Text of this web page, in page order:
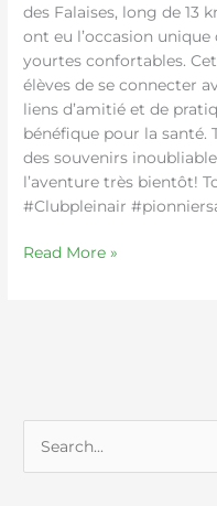
des Falaises, long de 13
ont eu l’occasion
yourtes confortables.
élèves de se connecter
liens d’amitié et de
bénéfique pour la santé.
des souvenirs
l’aventure très bientôt!
#Clubpleinair
Read More »